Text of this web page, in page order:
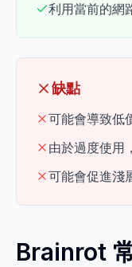
利用當前的網
缺點
可能會導致低
由於過度使用
可能會促進淺
Brainrot